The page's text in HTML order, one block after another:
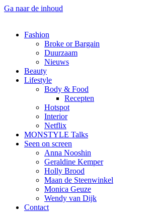
Ga naar de inhoud
Fashion
Broke or Bargain
Duurzaam
Nieuws
Beauty
Lifestyle
Body & Food
Recepten
Hotspot
Interior
Netflix
MONSTYLE Talks
Seen on screen
Anna Nooshin
Geraldine Kemper
Holly Brood
Maan de Steenwinkel
Monica Geuze
Wendy van Dijk
Contact